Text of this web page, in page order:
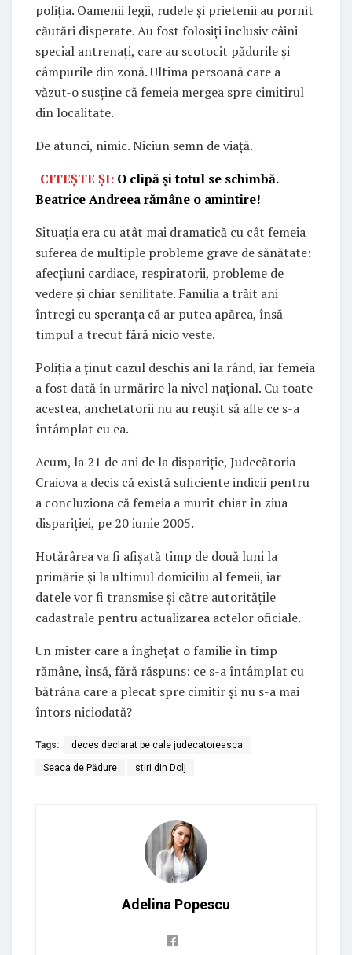
poliția. Oamenii legii, rudele și prietenii au pornit
căutări disperate. Au fost folosiți inclusiv câini
special antrenați, care au scotocit pădurile și
câmpurile din zonă. Ultima persoană care a
văzut-o susține că femeia mergea spre cimitirul
din localitate.
De atunci, nimic. Niciun semn de viață.
CITEȘTE ȘI: O clipă și totul se schimbă.
Beatrice Andreea rămâne o amintire!
Situația era cu atât mai dramatică cu cât femeia
suferea de multiple probleme grave de sănătate:
afecțiuni cardiace, respiratorii, probleme de
vedere și chiar senilitate. Familia a trăit ani
întregi cu speranța că ar putea apărea, însă
timpul a trecut fără nicio veste.
Poliția a ținut cazul deschis ani la rând, iar femeia
a fost dată în urmărire la nivel național. Cu toate
acestea, anchetatorii nu au reușit să afle ce s-a
întâmplat cu ea.
Acum, la 21 de ani de la dispariție, Judecătoria
Craiova a decis că există suficiente indicii pentru
a concluziona că femeia a murit chiar în ziua
dispariției, pe 20 iunie 2005.
Hotărârea va fi afișată timp de două luni la
primărie și la ultimul domiciliu al femeii, iar
datele vor fi transmise și către autoritățile
cadastrale pentru actualizarea actelor oficiale.
Un mister care a înghețat o familie în timp
rămâne, însă, fără răspuns: ce s-a întâmplat cu
bătrâna care a plecat spre cimitir și nu s-a mai
întors niciodată?
Tags: deces declarat pe cale judecatoreasca
Seaca de Pădure stiri din Dolj
Adelina Popescu